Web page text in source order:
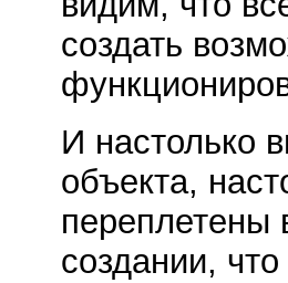
создать
И настолько
объекта,
переплетены
создании,